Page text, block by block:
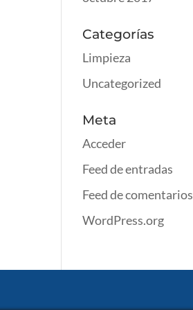
Categorías
Limpieza
Uncategorized
Meta
Acceder
Feed de entradas
Feed de comentarios
WordPress.org